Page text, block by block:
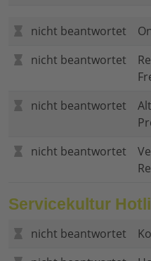
nicht beantwortet
nicht beantwortet
nicht beantwortet
nicht beantwortet
Servicekultur
nicht beantwortet